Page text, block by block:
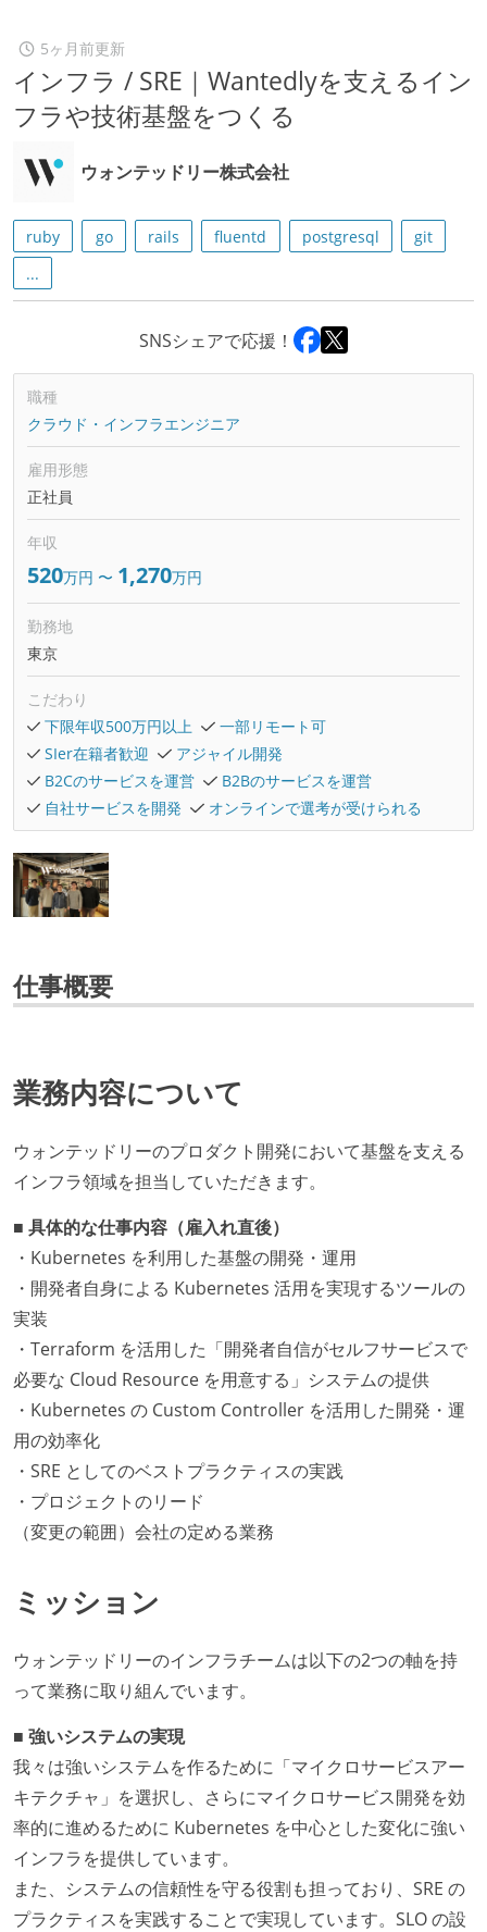
5ヶ月前更新
インフラ / SRE｜Wantedlyを支えるイン
フラや技術基盤をつくる
ウォンテッドリー株式会社
ruby go rails fluentd postgresql
git
...
SNSシェアで応援！
職種
クラウド・インフラエンジニア
雇用形態
正社員
年収
520万円 〜 1,270万円
勤務地
東京
こだわり
下限年収500万円以上
一部リモート可
SIer在籍者歓迎
アジャイル開発
B2Cのサービスを運営
B2Bのサービスを運営
自社サービスを開発
オンラインで選考が受けられる
仕事概要
業務内容について
ウォンテッドリーのプロダクト開発において基盤を支える
インフラ領域を担当していただきます。
■ 具体的な仕事内容（雇入れ直後）
・Kubernetes を利用した基盤の開発・運用
・開発者自身による Kubernetes 活用を実現するツールの
実装
・Terraform を活用した「開発者自信がセルフサービスで
必要な Cloud Resource を用意する」システムの提供
・Kubernetes の Custom Controller を活用した開発・運
用の効率化
・SRE としてのベストプラクティスの実践
・プロジェクトのリード
（変更の範囲）会社の定める業務
ミッション
ウォンテッドリーのインフラチームは以下の2つの軸を持
って業務に取り組んでいます。
■ 強いシステムの実現
我々は強いシステムを作るために「マイクロサービスアー
キテクチャ」を選択し、さらにマイクロサービス開発を効
率的に進めるために Kubernetes を中心とした変化に強い
インフラを提供しています。
また、システムの信頼性を守る役割も担っており、SRE の
プラクティスを実践することで実現しています。SLO の設